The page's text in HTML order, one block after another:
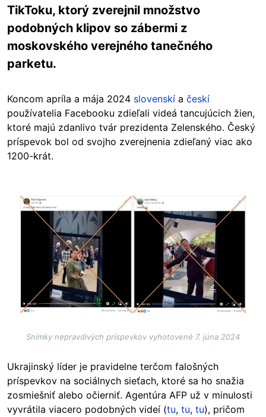
TikToku, ktorý zverejnil množstvo
podobných klipov so zábermi z
moskovského verejného tanečného
parketu.
Koncom apríla a mája 2024 slovenskí a českí
používatelia Facebooku zdieľali videá tancujúcich žien,
ktoré majú zdanlivo tvár prezidenta Zelenského. Český
príspevok bol od svojho zverejnenia zdieľaný viac ako
1200-krát.
Image
Snímky nepravdivých príspevkov vyhotovené 7. júna 2024
Ukrajinský líder je pravidelne terčom falošných
príspevkov na sociálnych sieťach, ktoré sa ho snažia
zosmiešniť alebo očierniť. Agentúra AFP už v minulosti
vyvrátila viacero podobných videí (tu, tu, tu), pričom